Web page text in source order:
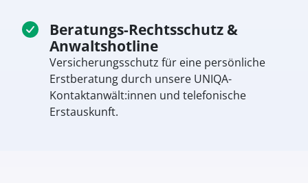
Beratungs-Rechtsschutz &
Anwaltshotline
Versicherungsschutz für eine persönliche
Erstberatung durch unsere UNIQA-
Kontaktanwält:innen und telefonische
Erstauskunft.